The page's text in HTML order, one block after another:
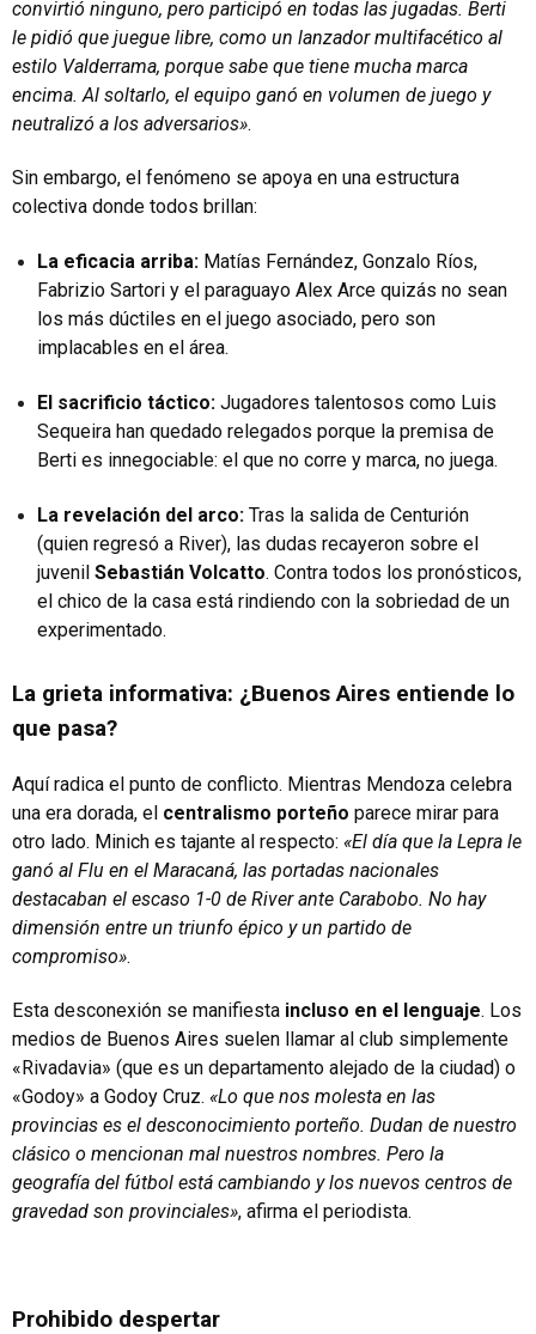
convirtió ninguno, pero participó en todas las jugadas. Berti
le pidió que juegue libre, como un lanzador multifacético al
estilo Valderrama, porque sabe que tiene mucha marca
encima. Al soltarlo, el equipo ganó en volumen de juego y
neutralizó a los adversarios».
Sin embargo, el fenómeno se apoya en una estructura
colectiva donde todos brillan:
La eficacia arriba: Matías Fernández, Gonzalo Ríos,
Fabrizio Sartori y el paraguayo Alex Arce quizás no sean
los más dúctiles en el juego asociado, pero son
implacables en el área.
El sacrificio táctico: Jugadores talentosos como Luis
Sequeira han quedado relegados porque la premisa de
Berti es innegociable: el que no corre y marca, no juega.
La revelación del arco: Tras la salida de Centurión
(quien regresó a River), las dudas recayeron sobre el
juvenil Sebastián Volcatto. Contra todos los pronósticos,
el chico de la casa está rindiendo con la sobriedad de un
experimentado.
La grieta informativa: ¿Buenos Aires entiende lo
que pasa?
Aquí radica el punto de conflicto. Mientras Mendoza celebra
una era dorada, el centralismo porteño parece mirar para
otro lado. Minich es tajante al respecto: «El día que la Lepra le
ganó al Flu en el Maracaná, las portadas nacionales
destacaban el escaso 1-0 de River ante Carabobo. No hay
dimensión entre un triunfo épico y un partido de
compromiso».
Esta desconexión se manifiesta incluso en el lenguaje. Los
medios de Buenos Aires suelen llamar al club simplemente
«Rivadavia» (que es un departamento alejado de la ciudad) o
«Godoy» a Godoy Cruz. «Lo que nos molesta en las
provincias es el desconocimiento porteño. Dudan de nuestro
clásico o mencionan mal nuestros nombres. Pero la
geografía del fútbol está cambiando y los nuevos centros de
gravedad son provinciales», afirma el periodista.
Prohibido despertar